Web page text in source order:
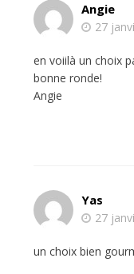
Angie
27
en voiilà un choix
bonne ronde!
Angie
Yas
27
un choix bien